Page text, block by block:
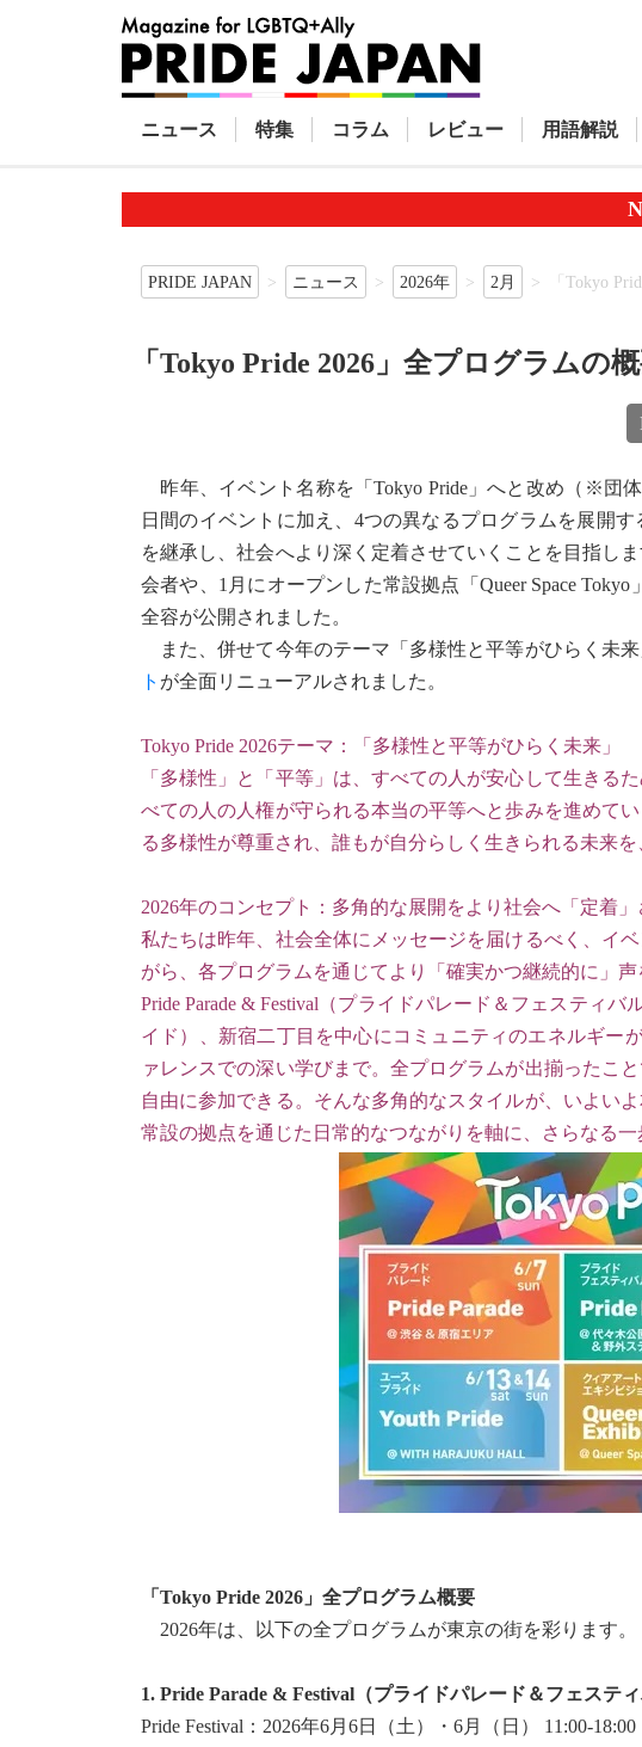
ニュース 特集 コラム レビュー 用語解説
PRIDE JAPAN ニュース 2026年 2月 「Tokyo
「Tokyo Pride 2026」全プログラムの
昨年、イベント名称を「Tokyo Pride」へと改め（※団
日間のイベントに加え、4つの異なるプログラムを展開
を継承し、社会へより深く定着させていくことを目指し
会者や、1月にオープンした常設拠点「Queer Space
全容が公開されました。
また、併せて今年のテーマ「多様性と平等がひらく未
ト が全面リニューアルされました。
Tokyo Pride 2026テーマ：「多様性と平等がひらく未来」
「多様性」と「平等」は、すべての人が安心して生きる
べての人の人権が守られる本当の平等へと歩みを進めて
る多様性が尊重され、誰もが自分らしく生きられる未来を
2026年のコンセプト：多角的な展開をより社会へ「定着」
私たちは昨年、社会全体にメッセージを届けるべく、イ
がら、各プログラムを通じてより「確実かつ継続的に」声
Pride Parade & Festival（プライドパレード＆フェスティ
イド）、新宿二丁目を中心にコミュニティのエネルギー
ァレンスでの深い学びまで。全プログラムが出揃ったこ
自由に参加できる。そんな多角的なスタイルが、いよい
常設の拠点を通じた日常的なつながりを軸に、さらなる一
「Tokyo Pride 2026」全プログラム概要
2026年は、以下の全プログラムが東京の街を彩ります。
1. Pride Parade & Festival（プライドパレード＆フェスティ
Pride Festival：2026年6月6日（土）・6月（日） 11:00-18:00